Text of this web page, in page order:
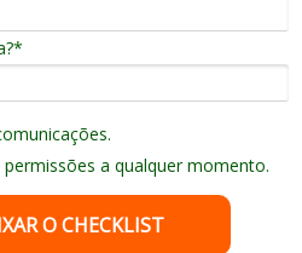
a qualquer momento.
O CHECKLIST